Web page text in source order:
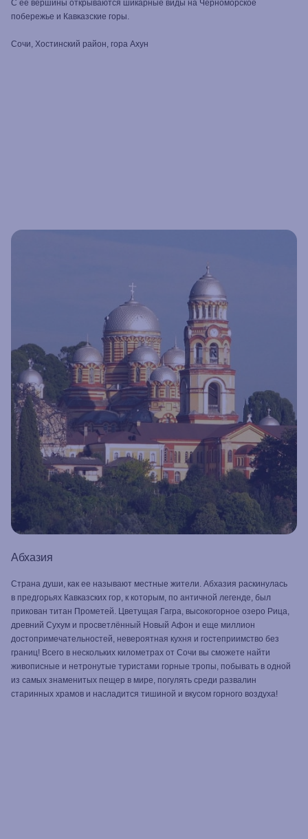
С ее вершины открываются шикарные виды на Черноморское
побережье и Кавказские горы.
Сочи, Хостинский район, гора Ахун
Абхазия
Страна души, как ее называют местные жители. Абхазия раскинулась
в предгорьях Кавказских гор, к которым, по античной легенде, был
прикован титан Прометей. Цветущая Гагра, высокогорное озеро Рица,
древний Сухум и просветлённый Новый Афон и еще миллион
достопримечательностей, невероятная кухня и гостеприимство без
границ! Всего в нескольких километрах от Сочи вы сможете найти
живописные и нетронутые туристами горные тропы, побывать в одной
из самых знаменитых пещер в мире, погулять среди развалин
старинных храмов и насладится тишиной и вкусом горного воздуха!